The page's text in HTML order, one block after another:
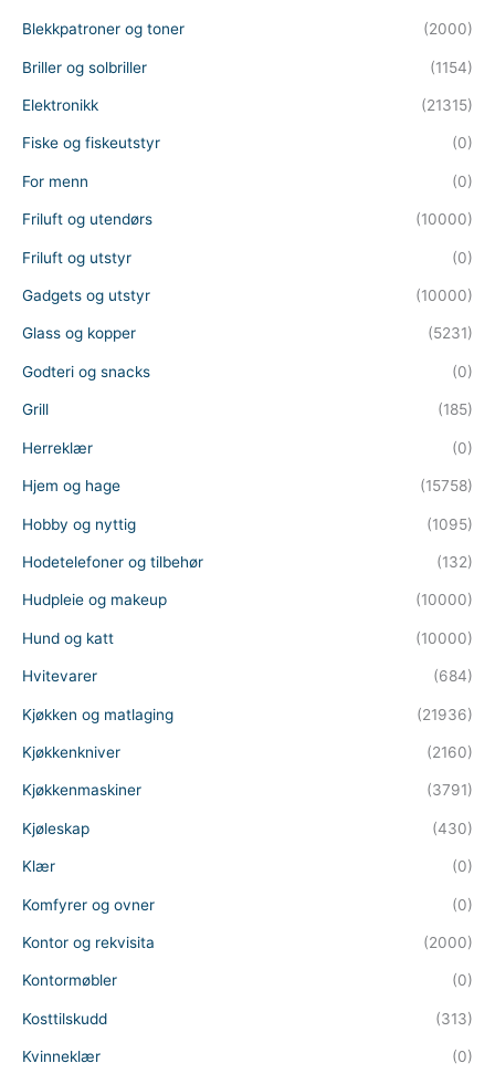
Blekkpatroner og toner (2000)
Briller og solbriller (1154)
Elektronikk (21315)
Fiske og fiskeutstyr (0)
For menn (0)
Friluft og utendørs (10000)
Friluft og utstyr (0)
Gadgets og utstyr (10000)
Glass og kopper (5231)
Godteri og snacks (0)
Grill (185)
Herreklær (0)
Hjem og hage (15758)
Hobby og nyttig (1095)
Hodetelefoner og tilbehør (132)
Hudpleie og makeup (10000)
Hund og katt (10000)
Hvitevarer (684)
Kjøkken og matlaging (21936)
Kjøkkenkniver (2160)
Kjøkkenmaskiner (3791)
Kjøleskap (430)
Klær (0)
Komfyrer og ovner (0)
Kontor og rekvisita (2000)
Kontormøbler (0)
Kosttilskudd (313)
Kvinneklær (0)